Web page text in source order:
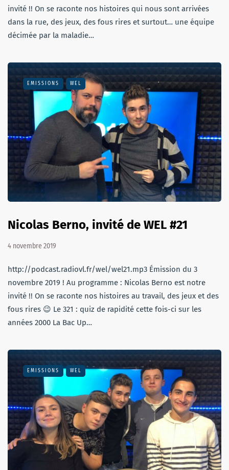
invité !! On se raconte nos histoires qui nous sont arrivées
dans la rue, des jeux, des fous rires et surtout… une équipe
décimée par la maladie…
EMISSIONS WEL
Nicolas Berno, invité de WEL #21
4 novembre 2019
http://podcast.radiovl.fr/wel/wel21.mp3 Émission du 3
novembre 2019 ! Au programme : Nicolas Berno est notre
invité !! On se raconte nos histoires au travail, des jeux et des
fous rires 😉 Le 321 : quiz de rapidité cette fois-ci sur les
années 2000 La Bac Up…
EMISSIONS WEL